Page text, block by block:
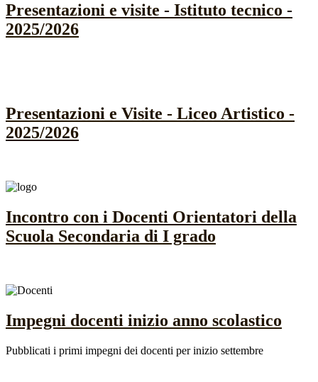
Presentazioni e visite - Istituto tecnico -
2025/2026
Presentazioni e Visite - Liceo Artistico -
2025/2026
Incontro con i Docenti Orientatori della
Scuola Secondaria di I grado
Impegni docenti inizio anno scolastico
Pubblicati i primi impegni dei docenti per inizio settembre